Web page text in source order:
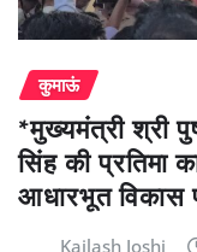
कुमाऊं
*मुख्यमंत्री श्री
सिंह की प्रतिमा
आधारभूत विकास
Kailash Joshi